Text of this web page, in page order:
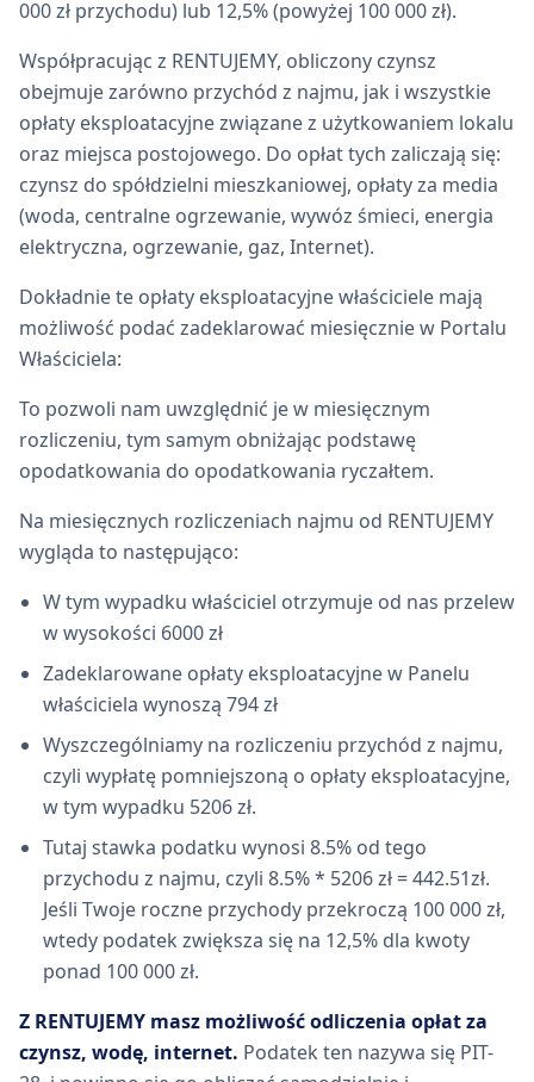
000 zł przychodu) lub 12,5% (powyżej 100 000 zł).
Współpracując z RENTUJEMY, obliczony czynsz
obejmuje zarówno przychód z najmu, jak i wszystkie
opłaty eksploatacyjne związane z użytkowaniem lokalu
oraz miejsca postojowego. Do opłat tych zaliczają się:
czynsz do spółdzielni mieszkaniowej, opłaty za media
(woda, centralne ogrzewanie, wywóz śmieci, energia
elektryczna, ogrzewanie, gaz, Internet).
Dokładnie te opłaty eksploatacyjne właściciele mają
możliwość podać zadeklarować miesięcznie w Portalu
Właściciela:
To pozwoli nam uwzględnić je w miesięcznym
rozliczeniu, tym samym obniżając podstawę
opodatkowania do opodatkowania ryczałtem.
Na miesięcznych rozliczeniach najmu od RENTUJEMY
wygląda to następująco:
W tym wypadku właściciel otrzymuje od nas przelew
w wysokości 6000 zł
Zadeklarowane opłaty eksploatacyjne w Panelu
właściciela wynoszą 794 zł
Wyszczególniamy na rozliczeniu przychód z najmu,
czyli wypłatę pomniejszoną o opłaty eksploatacyjne,
w tym wypadku 5206 zł.
Tutaj stawka podatku wynosi 8.5% od tego
przychodu z najmu, czyli 8.5% * 5206 zł = 442.51zł.
Jeśli Twoje roczne przychody przekroczą 100 000 zł,
wtedy podatek zwiększa się na 12,5% dla kwoty
ponad 100 000 zł.
Z RENTUJEMY masz możliwość odliczenia opłat za
czynsz, wodę, internet. Podatek ten nazywa się PIT-